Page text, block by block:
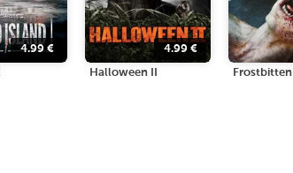
4.99€ 4.99 €
Halloween II Frostbitten